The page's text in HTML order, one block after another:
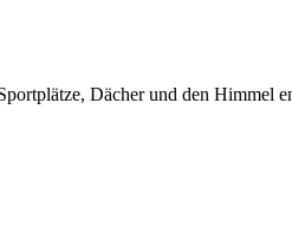
Dächer und den